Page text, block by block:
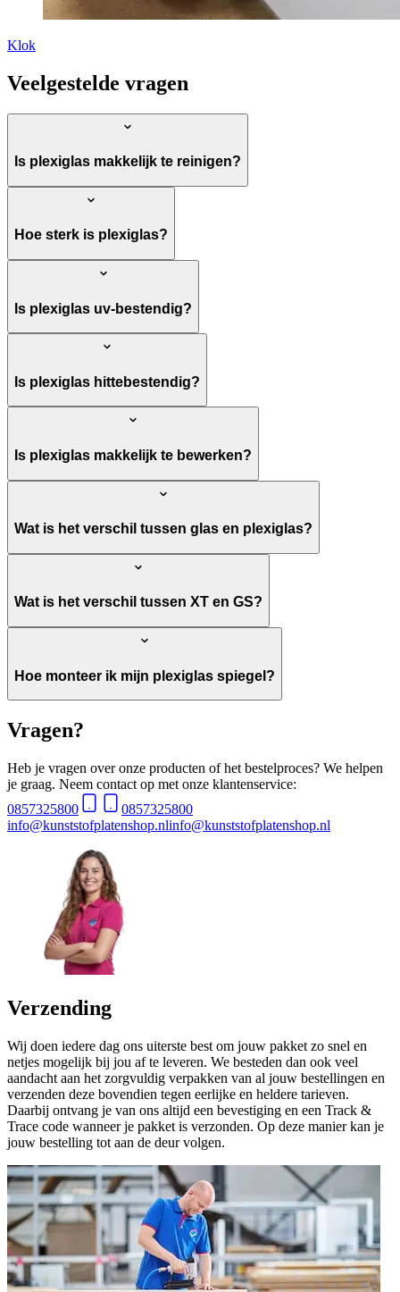
Klok
Veelgestelde vragen
Is plexiglas makkelijk te reinigen?
Hoe sterk is plexiglas?
Is plexiglas uv-bestendig?
Is plexiglas hittebestendig?
Is plexiglas makkelijk te bewerken?
Wat is het verschil tussen glas en plexiglas?
Wat is het verschil tussen XT en GS?
Hoe monteer ik mijn plexiglas spiegel?
Vragen?
Heb je vragen over onze producten of het bestelproces? We helpen
je graag. Neem contact op met onze klantenservice:
0857325800
0857325800
info@kunststofplatenshop.nlinfo@kunststofplatenshop.nl
Verzending
Wij doen iedere dag ons uiterste best om jouw pakket zo snel en
netjes mogelijk bij jou af te leveren. We besteden dan ook veel
aandacht aan het zorgvuldig verpakken van al jouw bestellingen en
verzenden deze bovendien tegen eerlijke en heldere tarieven.
Daarbij ontvang je van ons altijd een bevestiging en een Track &
Trace code wanneer je pakket is verzonden. Op deze manier kan je
jouw bestelling tot aan de deur volgen.